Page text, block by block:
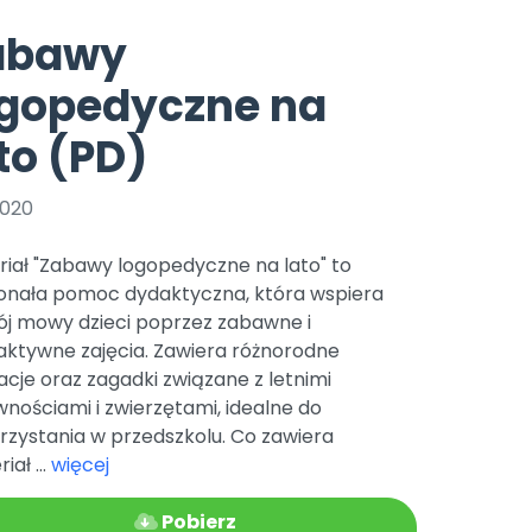
Archiwalne numery
Pomoc
Nowości
czerwca 2024 r. uzyskała
r. Nr decyzji:
Online.
Bliżej Pieska
Pomoc zwierzętom
Książka (dla) Przedszkolaka
Promowanie czytelnictwa
TikTok
Zobacz nas na TikToku
YouTube
Filmy edukacyjne
na
(PD)
"Zabawy logopedyczne na lato" to
pomoc dydaktyczna, która wspiera
mowy dzieci poprzez zabawne i
zajęcia. Zawiera różnorodne
oraz zagadki związane z letnimi
i zwierzętami, idealne do
w przedszkolu. Co zawiera
... więcej
Pobierz